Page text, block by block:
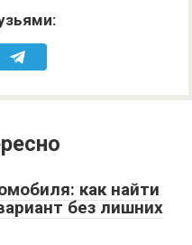
как найти
без лишних